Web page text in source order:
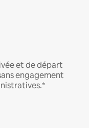
et de départ
engagement